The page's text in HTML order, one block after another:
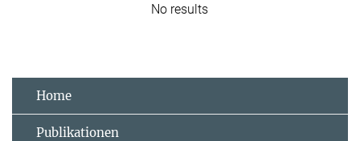
No results
Home
Publikationen